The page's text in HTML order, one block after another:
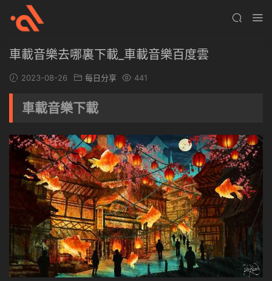
車載音樂去哪裏下載_車載音樂百度雲
2023-08-26 每日分享 441
車載音樂下載